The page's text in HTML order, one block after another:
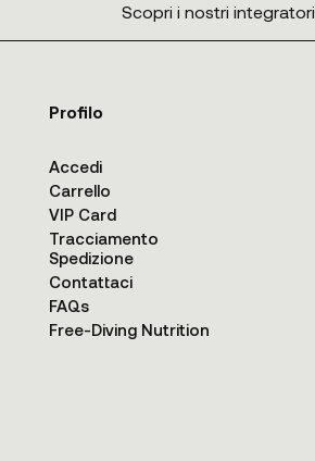
Scopri i nostri integratori
Profilo
Accedi
Carrello
VIP Card
Tracciamento
Spedizione
Contattaci
FAQs
Free-Diving Nutrition